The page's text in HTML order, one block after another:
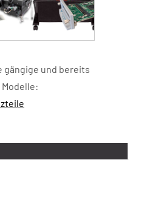
gängige und bereits